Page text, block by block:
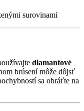
surovinami
diamantové
brúsení môže dôjsť
sa obráťte na